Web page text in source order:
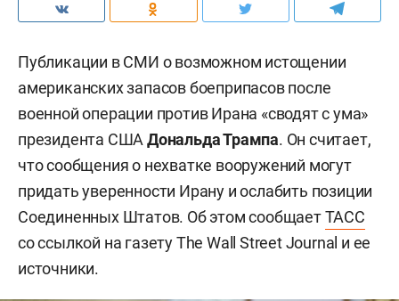
Публикации в СМИ о возможном истощении
американских запасов боеприпасов после
военной операции против Ирана «сводят с ума»
президента СШАДональда Трампа. Он считает,
что сообщения о нехватке вооружений могут
придать уверенности Ирану и ослабить позиции
Соединенных Штатов. Об этом сообщаетТАСС
со ссылкой на газету The Wall Street Journal и ее
источники.